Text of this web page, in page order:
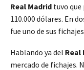
Real Madrid tuvo que
110.000 dólares. En
fue uno de sus
Hablando ya del Real
mercado de fichajes.